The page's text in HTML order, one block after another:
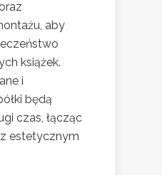
aby
książek.
i
będą
czas, łącząc
estetycznym